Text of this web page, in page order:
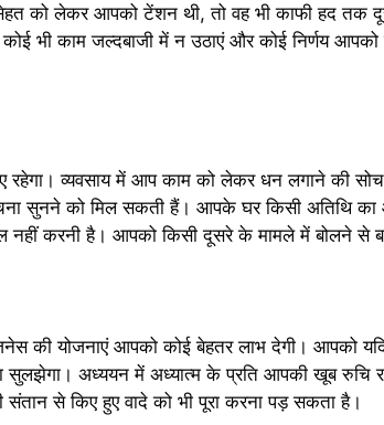
को लेकर आपको टेंशन थी, तो वह भी काफी हद तक
भी काम जल्दबाजी में न उठाएं और कोई निर्णय
रहेगा। व्यवसाय में आप काम को लेकर धन लगाने की
सुनने को मिल सकती हैं। आपके घर किसी अतिथि का
नहीं करनी है। आपको किसी दूसरे के मामले में बोलने से
की योजनाएं आपको कोई बेहतर लाभ देगी। आपको
अध्ययन में अध्यात्म के प्रति आपकी खूब रुचि
से किए हुए वादे को भी पूरा करना पड़ सकता है।